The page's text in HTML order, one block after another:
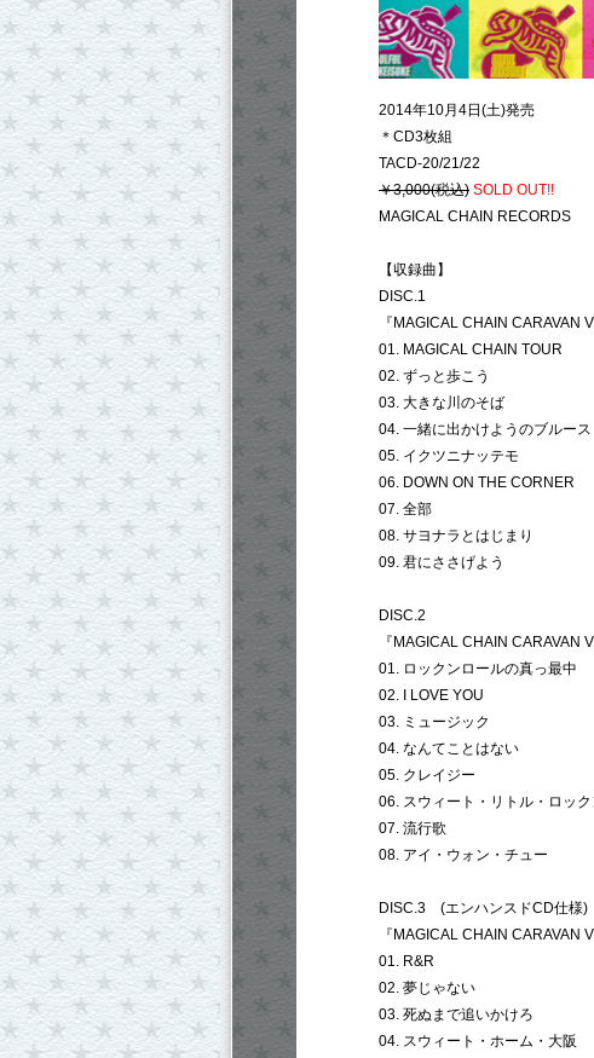
2014年10月4日(土)発売
＊CD3枚組
TACD-20/21/22
￥3,000(税込) SOLD OUT!!
MAGICAL CHAIN RECORDS
【収録曲】
DISC.1
『MAGICAL CHAIN CARAVAN
01. MAGICAL CHAIN TOUR
02. ずっと歩こう
03. 大きな川のそば
04. 一緒に出かけようのブルース
05. イクツニナッテモ
06. DOWN ON THE CORNER
07. 全部
08. サヨナラとはじまり
09. 君にささげよう
DISC.2
『MAGICAL CHAIN CARAVAN
01. ロックンロールの真っ最中
02. I LOVE YOU
03. ミュージック
04. なんてことはない
05. クレイジー
06. スウィート・リトル・ロッ
07. 流行歌
08. アイ・ウォン・チュー
DISC.3 (エンハンスドCD仕様)
『MAGICAL CHAIN CARAVAN
01. R&R
02. 夢じゃない
03. 死ぬまで追いかけろ
04. スウィート・ホーム・大阪